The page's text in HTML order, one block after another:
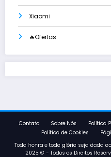
Xiaomi
🔥Ofertas
Contato Sobre Nós Política
Política de Cookies
Toda honra e toda glória seja dada
2025 © - Todos os Direitos